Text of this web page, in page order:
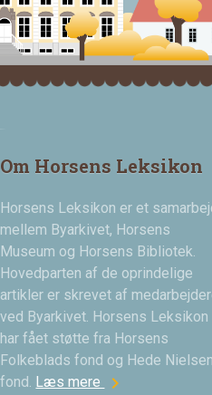
Om Horsens Leksikon
Horsens Leksikon er et
mellem Byarkivet, Horsens
Museum og Horsens Bibliotek.
Hovedparten af de oprindelige
artikler er skrevet af
ved Byarkivet. Horsens Leksikon
har fået støtte fra Horsens
Folkeblads fond og Hede
fond. Læs mere chevron_right